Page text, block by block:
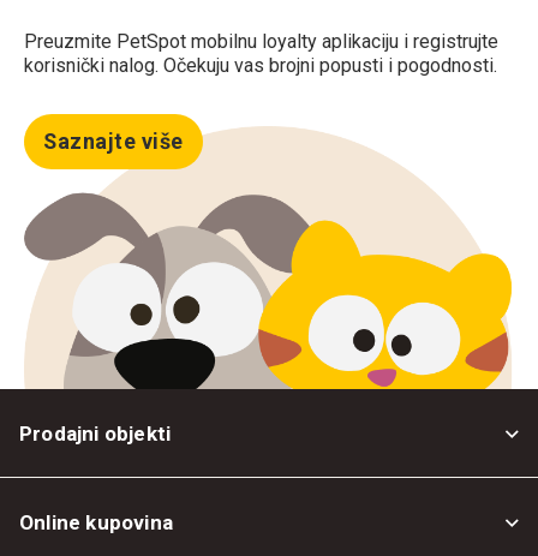
Preuzmite PetSpot mobilnu loyalty aplikaciju i registrujte
korisnički nalog. Očekuju vas brojni popusti i pogodnosti.
Saznajte više
Prodajni objekti
Online kupovina